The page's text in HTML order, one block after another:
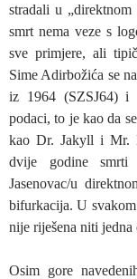
stradali u
smrt nema veze s
sve primjere, ali
Sime Adirbožića se
iz 1964 (SZSJ64) i
podaci, to je kao da
kao Dr. Jakyll i Mr.
dvije godine
Jasenovac/u
bifurkacija. U
nije riješena niti jedna
Osim gore